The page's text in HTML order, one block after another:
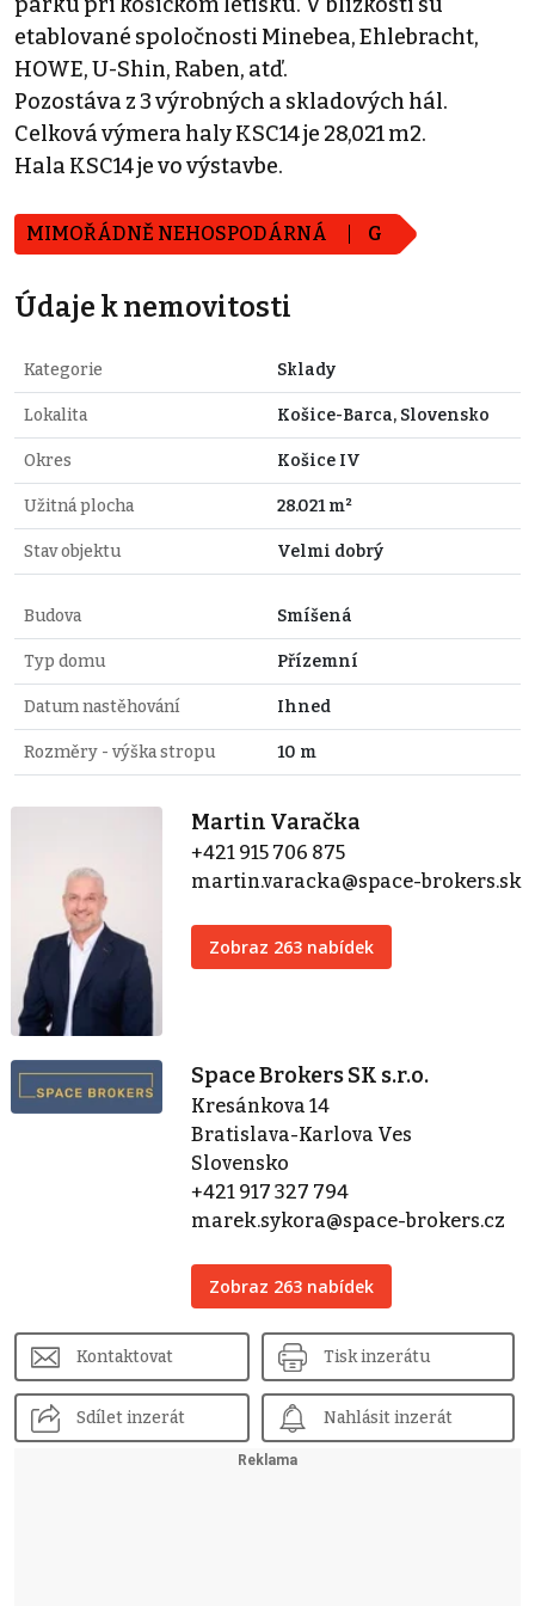
etablované spoločnosti Minebea, Ehlebracht,
HOWE, U-Shin, Raben, atď.
Pozostáva z 3 výrobných a skladových hál.
Celková výmera haly KSC14 je 28,021 m2.
Hala KSC14 je vo výstavbe.
MIMOŘÁDNĚ NEHOSPODÁRNÁ G
Údaje k nemovitosti
Kategorie Sklady
Lokalita Košice-Barca, Slovensko
Okres Košice IV
Užitná plocha 28.021 m²
Stav objektu Velmi dobrý
Budova Smíšená
Typ domu Přízemní
Datum nastěhování Ihned
Rozměry - výška stropu 10 m
Martin Varačka
+421 915 706 875
martin.varacka@space-brokers.sk
Zobraz 263 nabídek
Space Brokers SK s.r.o.
Kresánkova 14
Bratislava-Karlova Ves
Slovensko
+421 917 327 794
marek.sykora@space-brokers.cz
Zobraz 263 nabídek
Kontaktovat Tisk inzerátu
Sdílet inzerát Nahlásit inzerát